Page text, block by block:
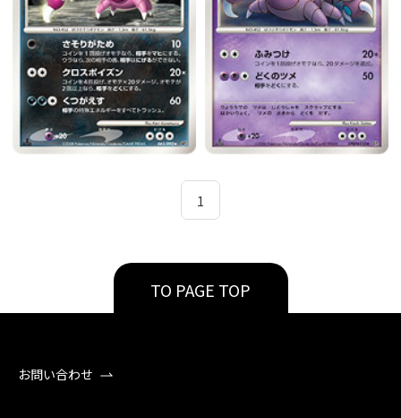
1
TO PAGE TOP
お問い合わせ